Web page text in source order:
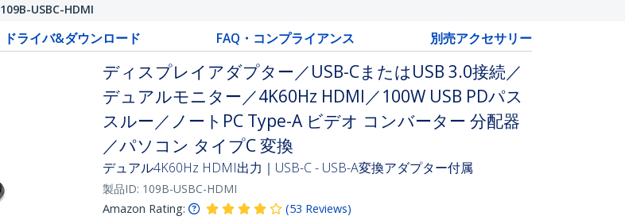
109B-USBC-HDMI
ドライバ&ダウンロード FAQ・コンプライアンス 別売アクセサリー
ディスプレイアダプター／USB-CまたはUSB 3.0接続／
デュアルモニター／4K60Hz HDMI／100W USB PDパス
スルー／ノートPC Type-A ビデオ コンバーター 分配器
／パソコン タイプC 変換
デュアル4K60Hz HDMI出力｜USB-C - USB-A変換アダプター付属
製品ID: 109B-USBC-HDMI
Amazon Rating:
(53 Reviews)